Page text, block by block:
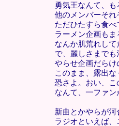
勇気王なんて、
他のメンバーそれ
ただひたすら食べ
ラーメン企画もま
なんか肌荒れし
で、麗しさまでも
やらせ企画だらけ
このまま、露出
恐さよ。おい、こ
なんて、一ファン
新曲とかやらが
ラジオといえば